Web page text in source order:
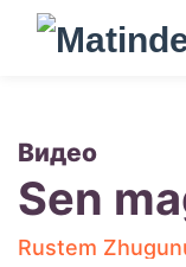
Видео
Sen
Rustem